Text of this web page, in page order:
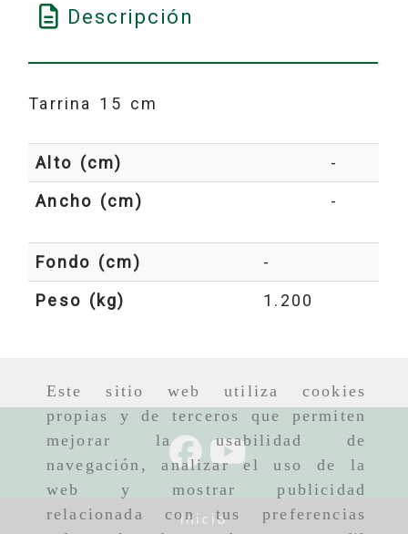
Este sitio web utiliza cookies
propias y de terceros que permiten
mejorar la usabilidad de
navegación, analizar el uso de la
web y mostrar publicidad
relacionada con tus preferencias
Descripción
Tarrina 15 cm
Alto (cm)
-
Ancho (cm)
-
Fondo (cm)
-
Peso (kg)
1.200
Inicio